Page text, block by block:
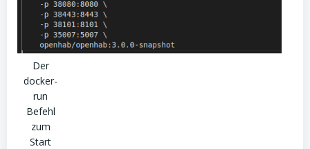
Der
docker-
run
Befehl
zum
Start